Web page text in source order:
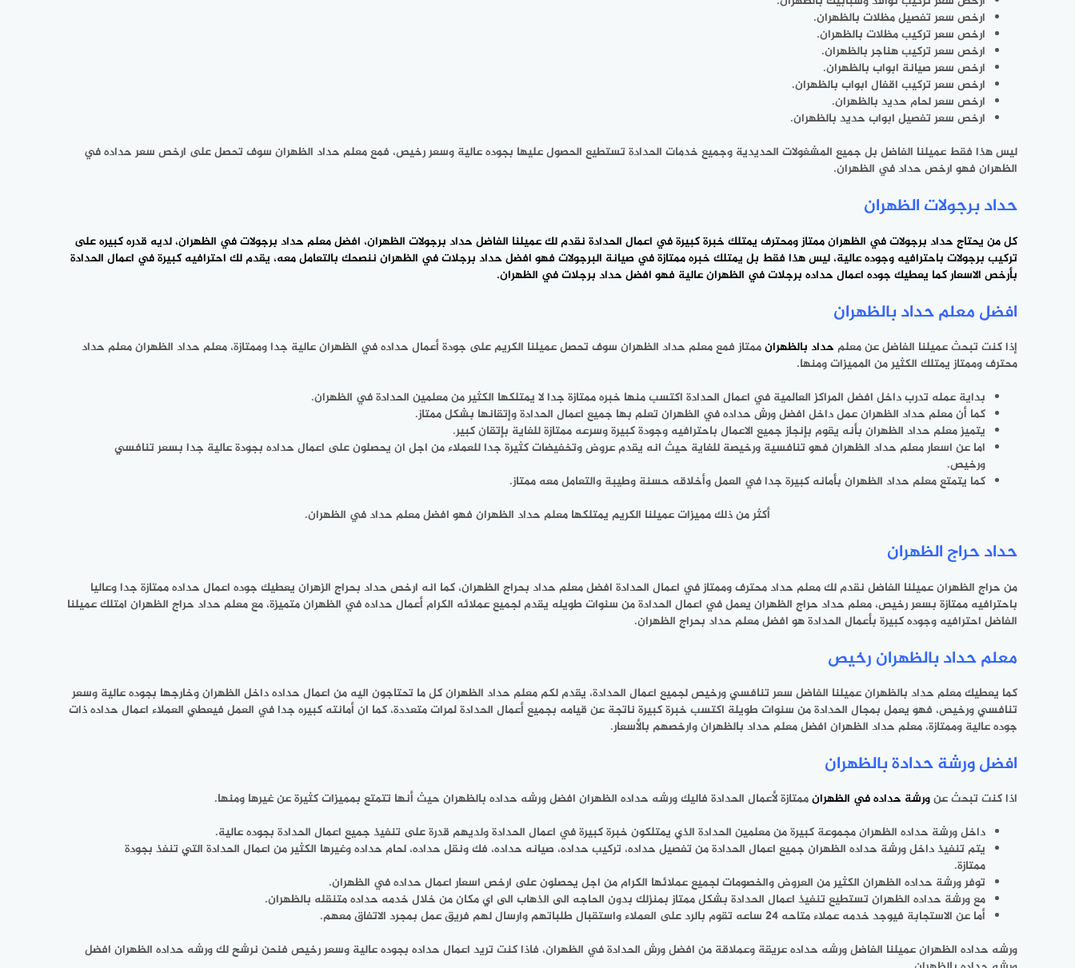
ارخص سعر تفصيل مظلات بالظهران.
ارخص سعر تركيب مظلات بالظهران.
ارخص سعر تركيب هناجر بالظهران.
ارخص سعر صيانة ابواب بالظهران.
ارخص سعر تركيب اقفال ابواب بالظهران.
ارخص سعر لحام حديد بالظهران.
ارخص سعر تفصيل ابواب حديد بالظهران.
ليس هذا فقط عميلنا الفاضل بل جميع المشغولات الحديدية وجميع خدمات الحدادة تستطيع الحصول عليها بجوده عالية وسعر رخيص، فمع معلم حداد الظهران سوف تحصل على ارخص سعر حداده في
الظهران فهو ارخص حداد في الظهران.
حداد برجولات الظهران
كل من يحتاج حداد برجولات في الظهران ممتاز ومحترف يمتلك خبرة كبيرة في اعمال الحدادة نقدم لك عميلنا الفاضل حداد برجولات الظهران، افضل معلم حداد برجولات في الظهران، لديه قدره كبيره على
تركيب برجولات باحترافيه وجوده عالية، ليس هذا فقط بل يمتلك خبره ممتازة في صيانة البرجولات فهو افضل حداد برجلات في الظهران ننصحك بالتعامل معه، يقدم لك احترافيه كبيرة في اعمال الحدادة
بأرخص الاسعار كما يعطيك جوده اعمال حداده برجلات في الظهران عالية فهو افضل حداد برجلات في الظهران.
افضل معلم حداد بالظهران
إذا كنت تبحث عميلنا الفاضل عن معلم حداد بالظهرانممتاز فمع معلم حداد الظهران سوف تحصل عميلنا الكريم على جودة أعمال حداده في الظهران عالية جدا وممتازة، معلم حداد الظهران معلم حداد
محترف وممتاز يمتلك الكثير من المميزات ومنها.
بداية عمله تدرب داخل افضل المراكز العالمية في اعمال الحدادة اكتسب منها خبره ممتازة جدا لا يمتلكها الكثير من معلمين الحدادة في الظهران.
كما أن معلم حداد الظهران عمل داخل افضل ورش حداده في الظهران تعلم بها جميع اعمال الحدادة وإتقانها بشكل ممتاز.
يتميز معلم حداد الظهران بأنه يقوم بإنجاز جميع الاعمال باحترافيه وجودة كبيرة وسرعه ممتازة للغاية بإتقان كبير.
اما عن اسعار معلم حداد الظهران فهو تنافسية ورخيصة للغاية حيث انه يقدم عروض وتخفيضات كثيرة جدا للعملاء من اجل ان يحصلون على اعمال حداده بجودة عالية جدا بسعر تنافسي
ورخيص.
كما يتمتع معلم حداد الظهران بأمانه كبيرة جدا في العمل وأخلاقه حسنة وطيبة والتعامل معه ممتاز.
أكثر من ذلك مميزات عميلنا الكريم يمتلكها معلم حداد الظهران فهو افضل معلم حداد في الظهران.
حداد حراج الظهران
من حراج الظهران عميلنا الفاضل نقدم لك معلم حداد محترف وممتاز في اعمال الحدادة افضل معلم حداد بحراج الظهران، كما انه ارخص حداد بحراج الزهران يعطيك جوده اعمال حداده ممتازة جدا وعاليا
باحترافيه ممتازة بسعر رخيص، معلم حداد حراج الظهران يعمل في اعمال الحدادة من سنوات طويله يقدم لجميع عملائه الكرام أعمال حداده في الظهران متميزة، مع معلم حداد حراج الظهران امتلك عميلنا
الفاضل احترافيه وجوده كبيرة بأعمال الحدادة هو افضل معلم حداد بحراج الظهران.
‫معلم حداد بالظهران رخيص
كما يعطيكمعلم حداد بالظهرانعميلنا الفاضل سعر تنافسي ورخيص لجميع اعمال الحدادة، يقدم لكم معلم حداد الظهران كل ما تحتاجون اليه من اعمال حداده داخل الظهران وخارجها بجوده عالية وسعر
تنافسي ورخيص، فهو يعمل بمجال الحدادة من سنوات طويلة اكتسب خبرة كبيرة ناتجة عن قيامه بجميع أعمال الحدادة لمرات متعددة، كما ان أمانته كبيره جدا في العمل فيعطي العملاء اعمال حداده ذات
جوده عالية وممتازة، معلم حداد الظهران افضل معلم حداد بالظهران وارخصهم بالأسعار.
افضل ورشة حدادة بالظهران
اذا كنت تبحث عنورشة حداده في الظهرانممتازة لأعمال الحدادة فاليك ورشه حداده الظهران افضل ورشه حداده بالظهران حيث أنها تتمتع بمميزات كثيرة عن غيرها ومنها.
داخل ورشة حداده الظهران مجموعة كبيرة من معلمين الحدادة الذي يمتلكون خبرة كبيرة في اعمال الحدادة ولديهم قدرة على تنفيذ جميع اعمال الحدادة بجوده عالية.
يتم تنفيذ داخل ورشة حداده الظهران جميع اعمال الحدادة من تفصيل حداده، تركيب حداده، صيانه حداده، فك ونقل حداده، لحام حداده وغيرها الكثير من اعمال الحدادة التي تنفذ بجودة
ممتازة.
توفر ورشة حداده الظهران الكثير من العروض والخصومات لجميع عملائها الكرام من اجل يحصلون على ارخص اسعار اعمال حداده في الظهران.
مع ورشة حداده الظهران تستطيع تنفيذ اعمال الحدادة بشكل ممتاز بمنزلك بدون الحاجه الى الذهاب الى اي مكان من خلال خدمه حداده متنقله بالظهران.
أما عن الاستجابة فيوجد خدمه عملاء متاحه 24 ساعه تقوم بالرد على العملاء واستقبال طلباتهم وارسال لهم فريق عمل بمجرد الاتفاق معهم.
ورشه حداده الظهران عميلنا الفاضل ورشه حداده عريقة وعملاقة من افضل ورش الحدادة في الظهران، فاذا كنت تريد اعمال حداده بجوده عالية وسعر رخيص فنحن نرشح لك ورشه حداده الظهران افضل